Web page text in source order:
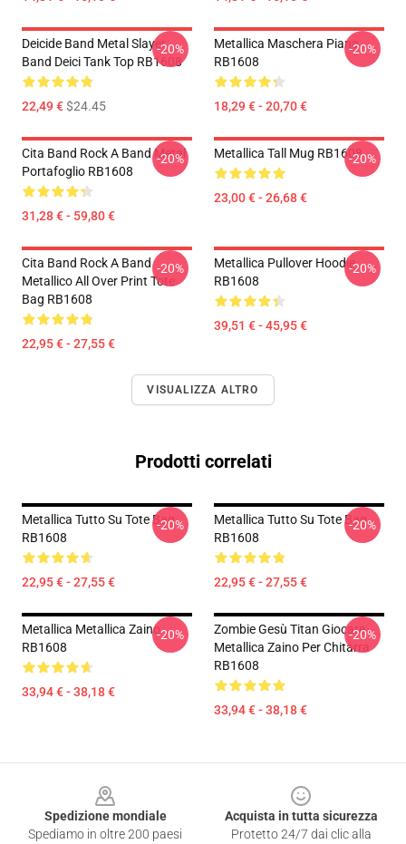
Deicide Band Metal Slayer
Band Deici Tank Top RB1608
22,49 €$24.45
-20%
Metallica Maschera Piana
RB1608
18,29 € - 20,70 €
-20%
Cita Band Rock A Band Metal
Portafoglio RB1608
31,28 € - 59,80 €
-20% Metallica Tall Mug RB1608
23,00 € - 26,68 €
-20%
Cita Band Rock A Band
Metallico All Over Print Tote
Bag RB1608
22,95 € - 27,55 €
-20%
Metallica Pullover Hoodie
RB1608
39,51 € - 45,95 €
-20%
VISUALIZZA ALTRO
Prodotti correlati
Metallica Tutto Su Tote Bag
RB1608
22,95 € - 27,55 €
-20%
Metallica Tutto Su Tote Bag
RB1608
22,95 € - 27,55 €
-20%
Metallica Metallica Zaino
RB1608
33,94 € - 38,18 €
-20%
Zombie Gesù Titan Giocare
Metallica Zaino Per Chitarra
RB1608
33,94 € - 38,18 €
-20%
Spedizione mondiale
Spediamo in oltre 200 paesi
Acquista in tutta sicurezza
Protetto 24/7 dai clic alla